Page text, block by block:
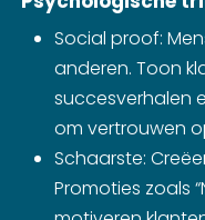
Social proof:
anderen. Toon
succesverhalen
om vertrouwen
Schaarste:
Promoties zoals